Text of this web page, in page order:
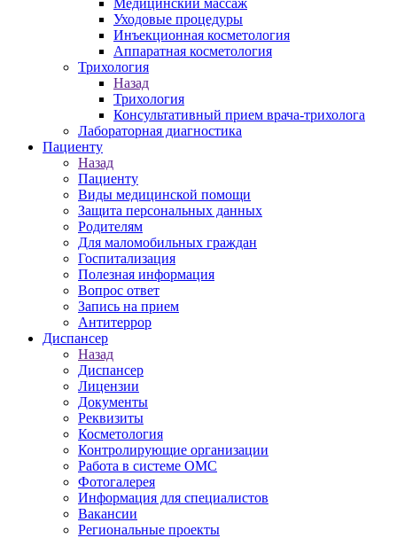
Медицинский массаж
Уходовые процедуры
Инъекционная косметология
Аппаратная косметология
Трихология
Назад
Трихология
Консультативный прием врача-трихолога
Лабораторная диагностика
Пациенту
Назад
Пациенту
Виды медицинской помощи
Защита персональных данных
Родителям
Для маломобильных граждан
Госпитализация
Полезная информация
Вопрос ответ
Запись на прием
Антитеррор
Диспансер
Назад
Диспансер
Лицензии
Документы
Реквизиты
Косметология
Контролирующие организации
Работа в системе ОМС
Фотогалерея
Информация для специалистов
Вакансии
Региональные проекты